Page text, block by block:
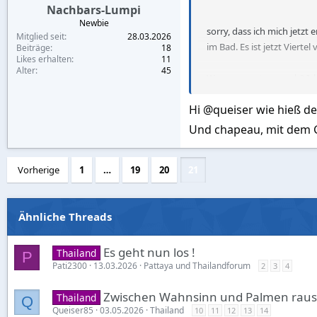
Nachbars-Lumpi
Newbie
Mitglied seit
28.03.2026
Beiträge
18
Likes erhalten
11
Alter
45
sorry, dass ich mich jetzt
im Bad. Es ist jetzt Viertel
Was war gestern noch?
angeschaut. Ohne die
findet die Location sicher
mit denen schwimmen,
Sweetie hat derweil tief
Shorttime klargemacht,
hier in Thailand seit
Irgendwann schrieb
mitgebracht, meins
geschmeckt hat, mit Senf
hat sie mir ihren Pass
Thailänderin, sondern
Hi @queiser wie hieß
Und chapeau, mit dem
Vorherige 1 … 19 20
Ähnliche Threads
P Thailand Es geht nun los !
Pati2300 13.03.2026 Pattaya und Thailandforum 2 3 4
Q Thailand Zwischen Wahnsinn und Palmen
Queiser85 03.05.2026 Thailand 10 11 12 13 14